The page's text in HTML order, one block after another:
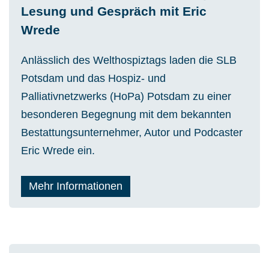
Lesung und Gespräch mit Eric
Wrede
Anlässlich des Welthospiztags laden die SLB
Potsdam und das Hospiz- und
Palliativnetzwerks (HoPa) Potsdam zu einer
besonderen Begegnung mit dem bekannten
Bestattungsunternehmer, Autor und Podcaster
Eric Wrede ein.
Mehr Informationen